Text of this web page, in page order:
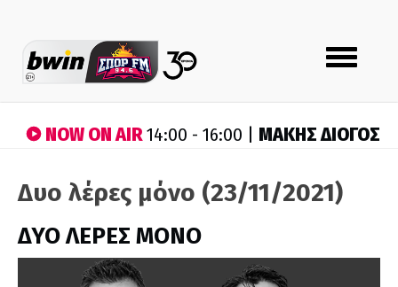
Toggle
navigation
NOW ON AIR14:00 - 16:00 | ΜΑΚΗΣ ΔΙΟΓΟΣ
Δυο λέρες μόνο (23/11/2021)
ΔΥΟ ΛΕΡΕΣ ΜΟΝΟ